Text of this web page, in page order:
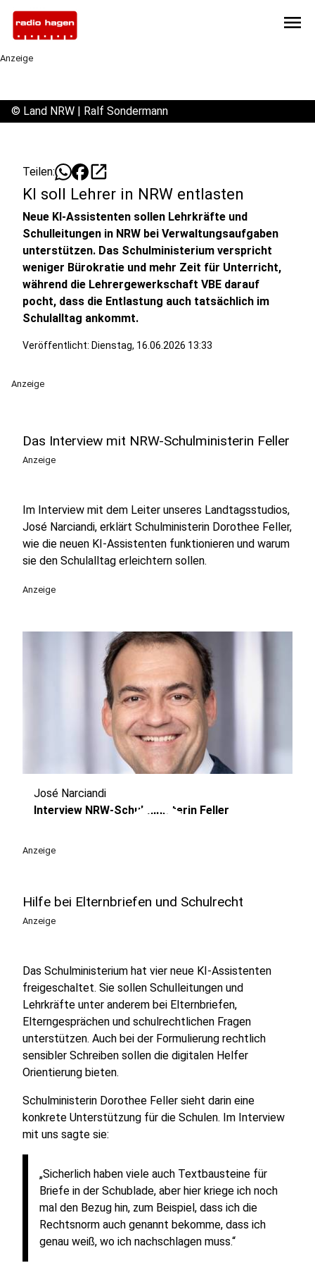
menu
Anzeige
© Land NRW | Ralf Sondermann
Teilen: open_in_new
KI soll Lehrer in NRW entlasten
Neue KI-Assistenten sollen Lehrkräfte und
Schulleitungen in NRW bei Verwaltungsaufgaben
unterstützen. Das Schulministerium verspricht
weniger Bürokratie und mehr Zeit für Unterricht,
während die Lehrergewerkschaft VBE darauf
pocht, dass die Entlastung auch tatsächlich im
Schulalltag ankommt.
Veröffentlicht: Dienstag, 16.06.2026 13:33
Anzeige
Das Interview mit NRW-Schulministerin Feller
Anzeige
Im Interview mit dem Leiter unseres Landtagsstudios,
José Narciandi, erklärt Schulministerin Dorothee Feller,
wie die neuen KI-Assistenten funktionieren und warum
sie den Schulalltag erleichtern sollen.
Anzeige
play_circle
José Narciandi
Interview NRW-Schulministerin Feller
Anzeige
Hilfe bei Elternbriefen und Schulrecht
Anzeige
Das Schulministerium hat vier neue KI-Assistenten
freigeschaltet. Sie sollen Schulleitungen und
Lehrkräfte unter anderem bei Elternbriefen,
Elterngesprächen und schulrechtlichen Fragen
unterstützen. Auch bei der Formulierung rechtlich
sensibler Schreiben sollen die digitalen Helfer
Orientierung bieten.
Schulministerin Dorothee Feller sieht darin eine
konkrete Unterstützung für die Schulen. Im Interview
mit uns sagte sie:
„Sicherlich haben viele auch Textbausteine für
Briefe in der Schublade, aber hier kriege ich noch
mal den Bezug hin, zum Beispiel, dass ich die
Rechtsnorm auch genannt bekomme, dass ich
genau weiß, wo ich nachschlagen muss.“